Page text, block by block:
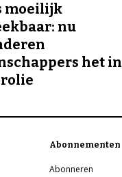
moeilijk
nu
het in
Abonnementen
Abonneren